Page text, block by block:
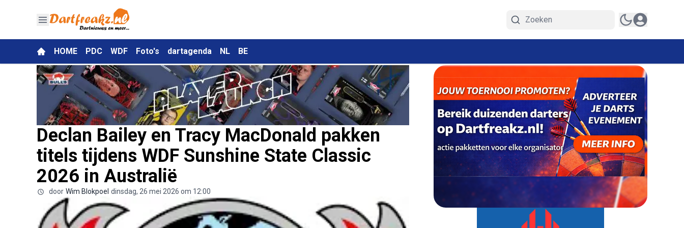
HOME PDC WDF Foto's dartagenda NL BE
Declan Bailey en Tracy MacDonald pakken
titels tijdens WDF Sunshine State Classic
2026 in Australië
door Wim Blokpoel dinsdag, 26 mei 2026 om 12:00